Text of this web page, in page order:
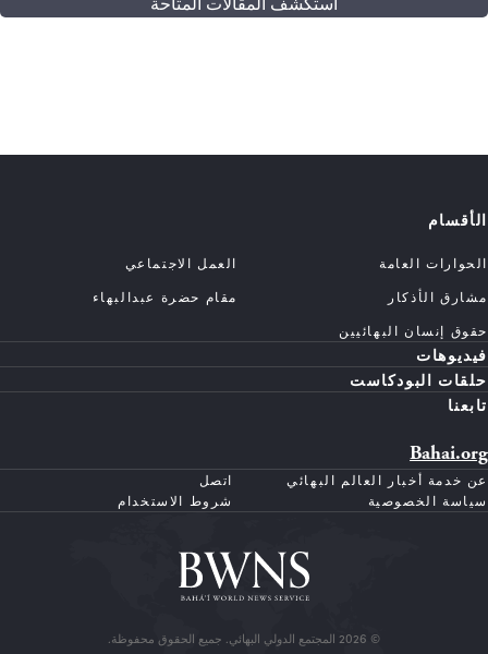
الأقسام
الحوارات العامة
العمل الاجتماعي
مشارق الأذكار
مقام حضرة عبدالبهاء
حقوق إنسان البهائيين
فيديوهات
حلقات البودكاست
تابعنا
Bahai.org
عن خدمة أخبار العالم البهائي
اتصل
سياسة الخصوصية
شروط الاستخدام
© 2026 المجتمع الدولي البهائي. جميع الحقوق محفوظة.